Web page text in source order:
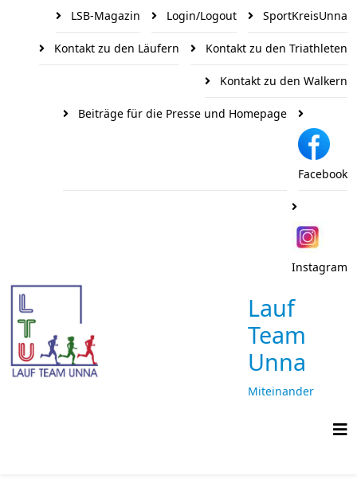
LSB-Magazin Login/Logout SportKreisUnna
Kontakt zu den Läufern Kontakt zu den Triathleten
Kontakt zu den Walkern
Beiträge für die Presse und Homepage
Facebook
Instagram
Lauf
Team
Unna
Miteinander